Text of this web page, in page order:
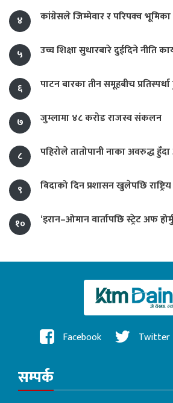
४
कांग्रेसले जिम्मेवार र परिपक्व भूमिका
५ उच्च शिक्षा सुधारबारे दुईदिने नीति
६ पाटन बारका तीन समूहबीच
७ जुम्लामा ४८ करोड राजस्व संकलन
८ पहिरोले तातोपानी नाका अवरुद्ध
९ बिदाको दिन प्रशासन खुलेपछि
१० ‘इरान–ओमान वार्तापछि स्ट्रेट अफ
Facebook Twitter
सम्पर्क